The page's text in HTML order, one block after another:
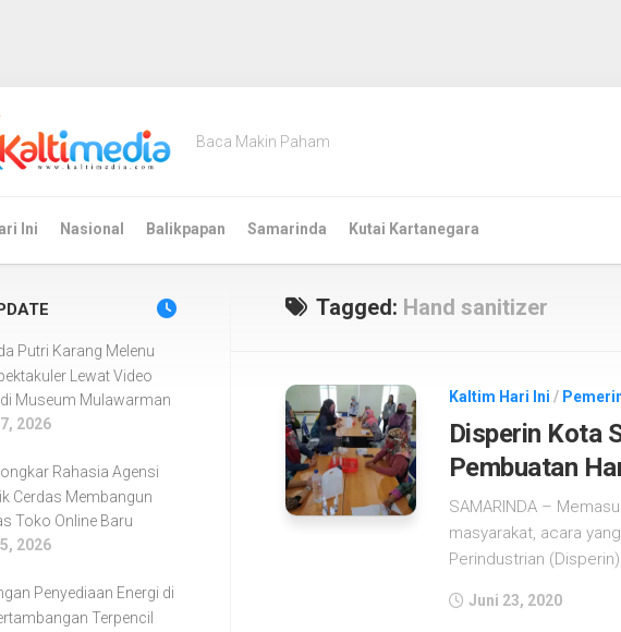
Baca Makin Paham
Ini Nasional Balikpapan Samarinda Kutai Kartanegara
Tagged: Hand sanitizer
Kaltim Hari Ini /
Disperin Kota
Pembuatan
SAMARINDA –
masyarakat, acara
Perindustrian
Juni 23, 2020
Putri Karang Melenu
Lewat Video
Museum Mulawarman
2026
Rahasia Agensi
Cerdas Membangun
Toko Online Baru
2026
Penyediaan Energi di
Terpencil